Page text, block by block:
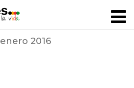
enero 2016